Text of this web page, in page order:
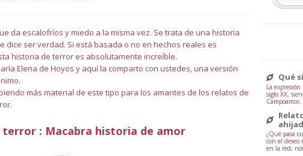
da escalofríos y miedo a la misma vez. Se trata de una historia
dice ser verdad. Si está basada o no en hechos reales es
historia de terror es absolutamente increíble.
Elena de Hoyos y aquí la comparto con ustedes, una versión
más material de este tipo para los amantes de los relatos de
: Macabra historia de amor
Qué
La
siglo XX,
Campoamor,
¿Qué pasa
con el
en la red,